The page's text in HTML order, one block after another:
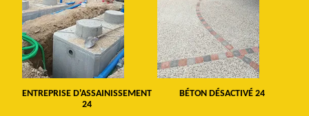
ENTREPRISE D'ASSAINISSEMENT
24
BÉTON DÉSACTIVÉ 24